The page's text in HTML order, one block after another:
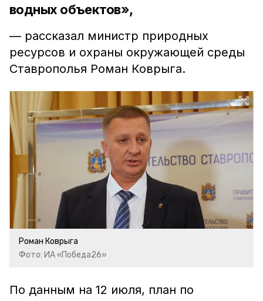
водных объектов»,
— рассказал министр природных
ресурсов и охраны окружающей среды
Ставрополья Роман Коврыга.
Роман Коврыга
Фото: ИА «Победа26»
По данным на 12 июля, план по